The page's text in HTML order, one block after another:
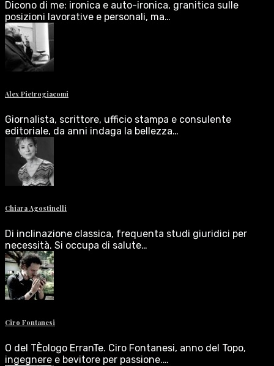
Dicono di me: ironica e auto-ironica, granitica sulle
posizioni lavorative e personali, ma…
Alex Pietrogiacomi
Giornalista, scrittore, ufficio stampa e consulente
editoriale, da anni indaga la bellezza…
Chiara Agostinelli
Di inclinazione classica, frequenta studi giuridici per
necessità. Si occupa di salute…
Ciro Fontanesi
O del TÈologo ErranTe. Ciro Fontanesi, anno del Topo,
ingegnere e bevitore per passione.…